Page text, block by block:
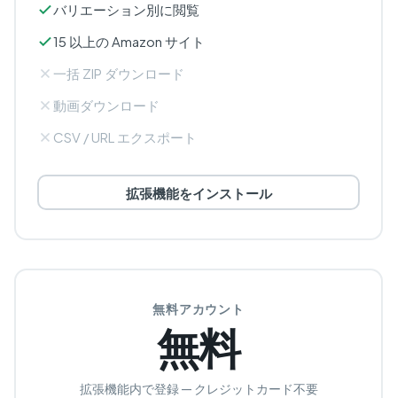
バリエーション別に閲覧
15 以上の Amazon サイト
一括 ZIP ダウンロード
動画ダウンロード
CSV / URL エクスポート
拡張機能をインストール
無料アカウント
無料
拡張機能内で登録 — クレジットカード不要